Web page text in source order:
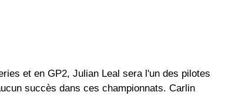
et en GP2, Julian Leal sera l'un des pilotes
succès dans ces championnats. Carlin